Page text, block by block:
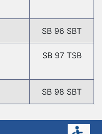
SB 96 SBT
SB 97 TSB
SB 98 SBT